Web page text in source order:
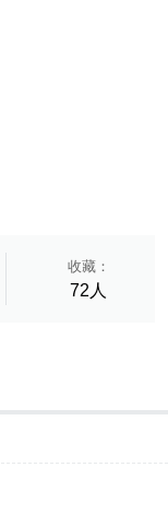
收藏：
72人